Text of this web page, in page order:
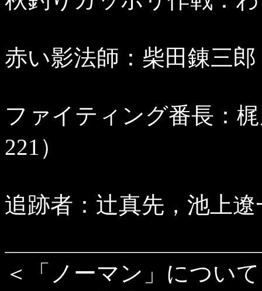
赤い影法師：柴田錬三
ファイティング番長：
221）
追跡者：辻真先，池上遼
＜「ノーマン」につい